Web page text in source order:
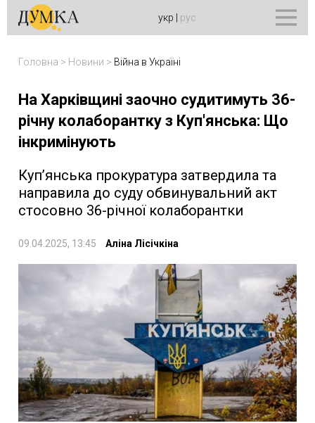
укр рус
Головна > Новини > Війна в Україні
На Харківщині заочно судитимуть 36-
річну колаборантку з Куп'янська: Що
інкримінують
Куп’янська прокуратура затвердила та
направила до суду обвинувальний акт
стосовно 36-річної колаборантки
09.04.2025, 13:45 Аліна Лісічкіна